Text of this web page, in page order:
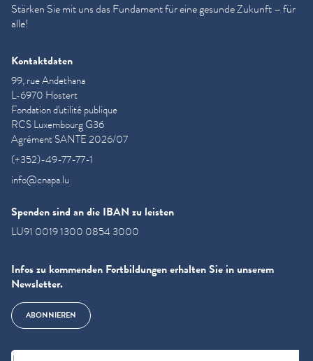
Stärken Sie mit uns das Fundament für eine gesunde Zukunft – für
alle!
Kontaktdaten
99, rue Andethana
L-6970 Hostert
Fondation d'utilité publique
RCS Luxembourg G36
Agrément SANTE 2026/07
(+352)-49-77-77-1
info@cnapa.lu
Spenden sind an die IBAN zu leisten
LU91 0019 1300 0854 3000
Infos zu kommenden Fortbildungen erhalten Sie in unserem
Newsletter.
ABONNIEREN